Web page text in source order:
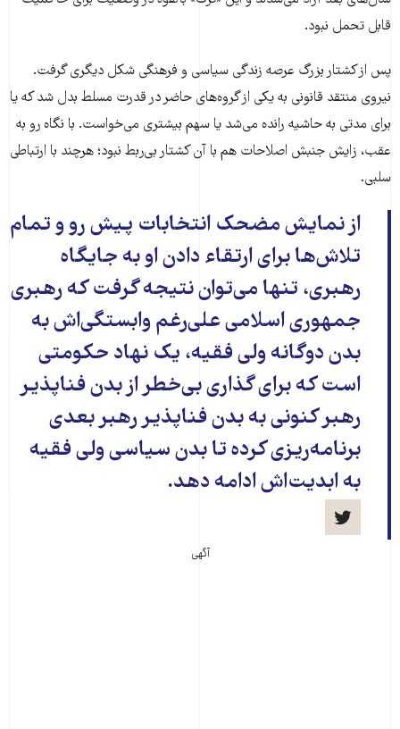
قابل تحمل نبود.
پس از کشتار بزرگ عرصه زندگی سیاسی و فرهنگی شکل دیگری گرفت.
نیروی منتقد قانونی به یکی از گروه‌های حاضر در قدرت مسلط بدل شد که یا
برای مدتی به حاشیه رانده می‌شد یا سهم بیشتری می‌خواست. با نگاه رو به
عقب، زایش جنبش اصلاحات هم با آن کشتار بی‌ربط نبود؛ هرچند با ارتباطی
سلبی.
از نمایش مضحک انتخابات پیش رو و تمام
تلاش‌ها برای ارتقاء دادن او به جایگاه
رهبری، تنها می‌توان نتیجه گرفت که رهبری
جمهوری اسلامی علی‌رغم وابستگی‌اش به
بدن دوگانه ولی فقیه، یک نهاد حکومتی
است که برای گذاری بی‌خطر از بدن فناپذیر
رهبر کنونی به بدن فناپذیر رهبر بعدی
برنامه‌ریزی کرده تا بدن سیاسی ولی فقیه
به ابدیت‌اش ادامه دهد.
آگهی